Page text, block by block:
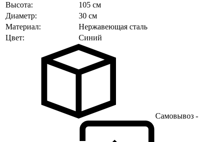
Высота:
105 см
Диаметр:
30 см
Материал:
Нержавеющая сталь
Цвет:
Синий
Самовывоз -